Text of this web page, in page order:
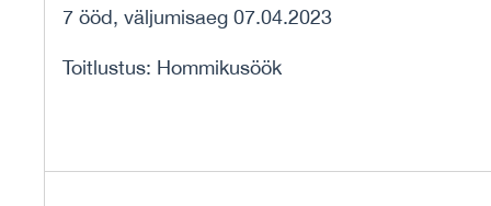
7 ööd, väljumisaeg 07.04.2023
Toitlustus: Hommikusöök